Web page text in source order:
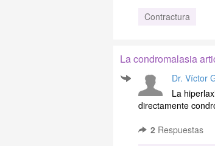
Contractura
La condromalasia
Dr. Víctor
La
directamente
2 Respuestas